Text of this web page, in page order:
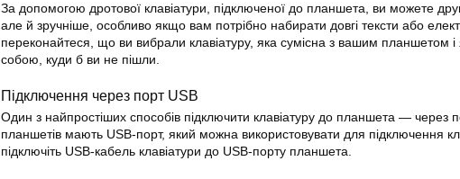
За допомогою дротової клавіатури, підключеної до планшета, ви можете
але й зручніше, особливо якщо вам потрібно набирати довгі тексти або
переконайтеся, що ви вибрали клавіатуру, яка сумісна з вашим планшетом і
собою, куди б ви не пішли.
Підключення через порт USB
Один з найпростіших способів підключити клавіатуру до планшета — через
планшетів мають USB-порт, який можна використовувати для підключення
підключіть USB-кабель клавіатури до USB-порту планшета.